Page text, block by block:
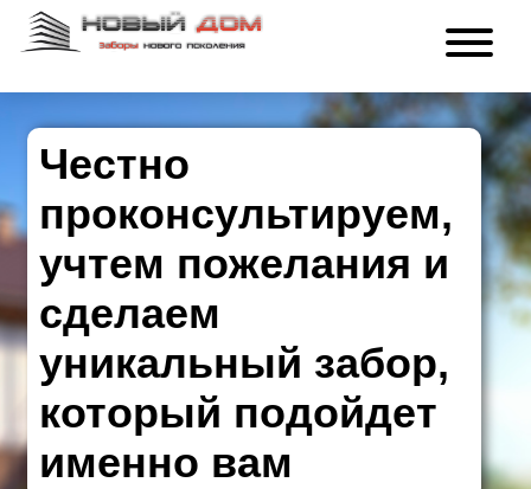
Честно
проконсультируем,
учтем пожелания и
сделаем
уникальный забор,
который подойдет
именно вам